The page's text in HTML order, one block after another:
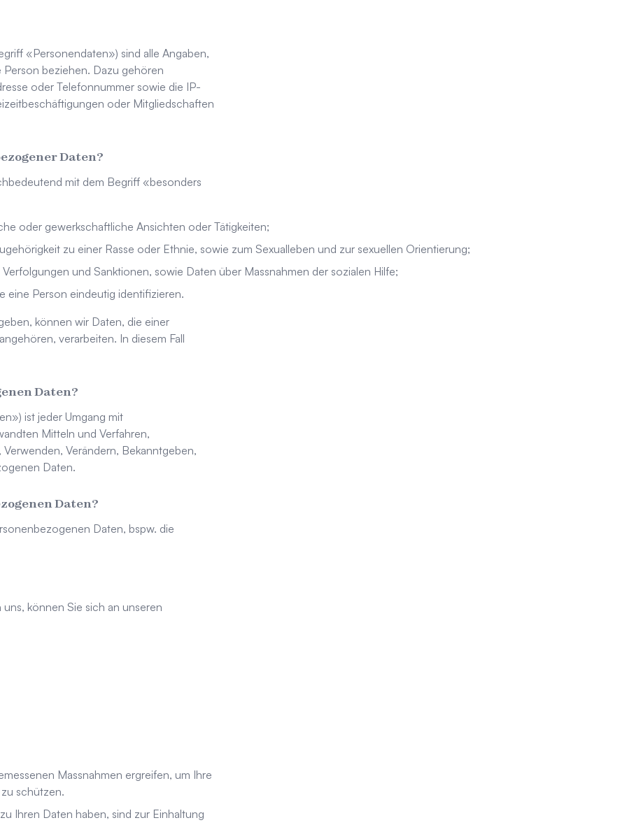
«Personendaten») sind alle Angaben,
beziehen. Dazu gehören
oder Telefonnummer sowie die IP-
oder Mitgliedschaften
Daten?
mit dem Begriff «besonders
oder gewerkschaftliche Ansichten oder Tätigkeiten;
zu einer Rasse oder Ethnie, sowie zum Sexualleben und zur sexuellen Orientierung;
und Sanktionen, sowie Daten über Massnahmen der sozialen Hilfe;
eine Person eindeutig identifizieren.
können wir Daten, die einer
verarbeiten. In diesem Fall
Daten?
ist jeder Umgang mit
Mitteln und Verfahren,
Verändern, Bekanntgeben,
Daten.
Daten?
Daten, bspw. die
können Sie sich an unseren
Massnahmen ergreifen, um Ihre
schützen.
Ihren Daten haben, sind zur Einhaltung